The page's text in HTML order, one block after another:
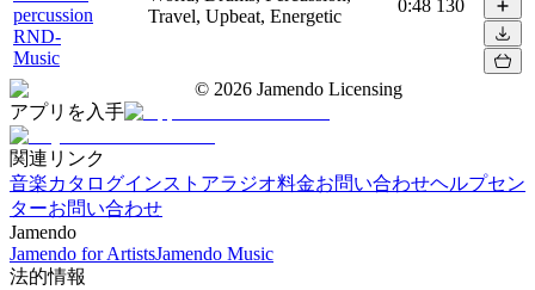
percussion
RND-
Music
Travel, Upbeat, Energetic
0:48 130
© 2026 Jamendo Licensing
アプリを入手
関連リンク
音楽カタログインストアラジオ料金お問い合わせヘルプセン
ターお問い合わせ
Jamendo
Jamendo for ArtistsJamendo Music
法的情報